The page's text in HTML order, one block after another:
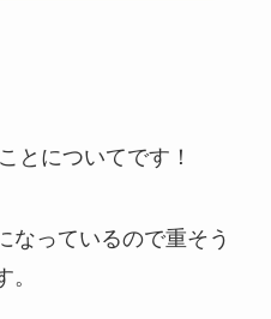
とについてです！
なっているので重そう